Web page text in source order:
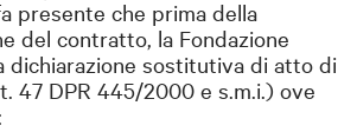
presente che prima della
del contratto, la Fondazione
dichiarazione sostitutiva di atto di
47 DPR 445/2000 e s.m.i.) ove